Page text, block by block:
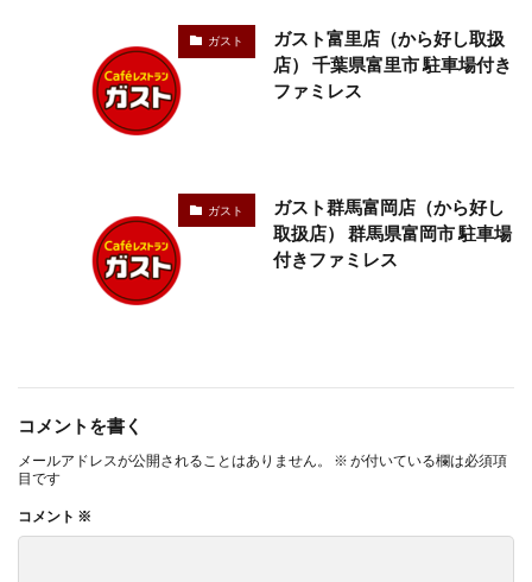
ガスト
ガスト富里店（から好し取扱
店） 千葉県富里市 駐車場付き
ファミレス
ガスト
ガスト群馬富岡店（から好し
取扱店） 群馬県富岡市 駐車場
付きファミレス
コメントを書く
メールアドレスが公開されることはありません。 ※ が付いている欄は必須項
目です
コメント ※